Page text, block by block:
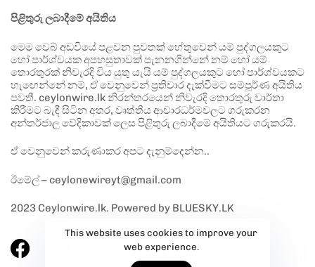
පිළිතුරු ලබාදීමේ අයිතිය
මෙම වෙබ් අඩවියේ පළවන පුවතක් හේතුවෙන් යම් පුද්ගලයකුට
හෝ පාර්ශ්වයක අපහසුතාවක් පැනනගින්නේ නම් හෝ යම්
තොරතුරක් නිවැරදි විය යුතු යැයි යම් පුද්ගලයකුට හෝ පාර්ශ්වයකට
හැඟෙන්නේ නම්, ඒ වෙනුවෙන් ප්‍රතිචාර දැක්වීමට සම්පූර්ණ අයිතිය
පවතී. ceylonwire.lk නිරන්තරයෙන් නිවැරදි තොරතුරු වාර්තා
කිරීමට බැඳී සිටින අතර, වෘත්තීය ආචාරධර්මවලට ගරුකරන
අන්තර්ජාල වේදිකාවක් ලෙස පිළිතුරු ලබාදීමේ අයිතියට ගරුකරයි.
ඒ වෙනුවෙන් කරුණාකර අපට දැනුම්දෙන්න..
ඊමේල් – ceylonewireyt@gmail.com
2023 Ceylonwire.lk. Powered by BLUESKY.LK
This website uses cookies to improve your
web experience.